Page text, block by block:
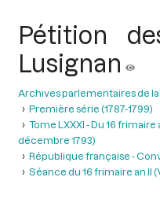
Pétition
Lusignan
Archives parlementaires de
Première série (1787-1799)
Tome LXXXI - Du 16
décembre 1793)
République française -
Séance du 16 frimaire an II